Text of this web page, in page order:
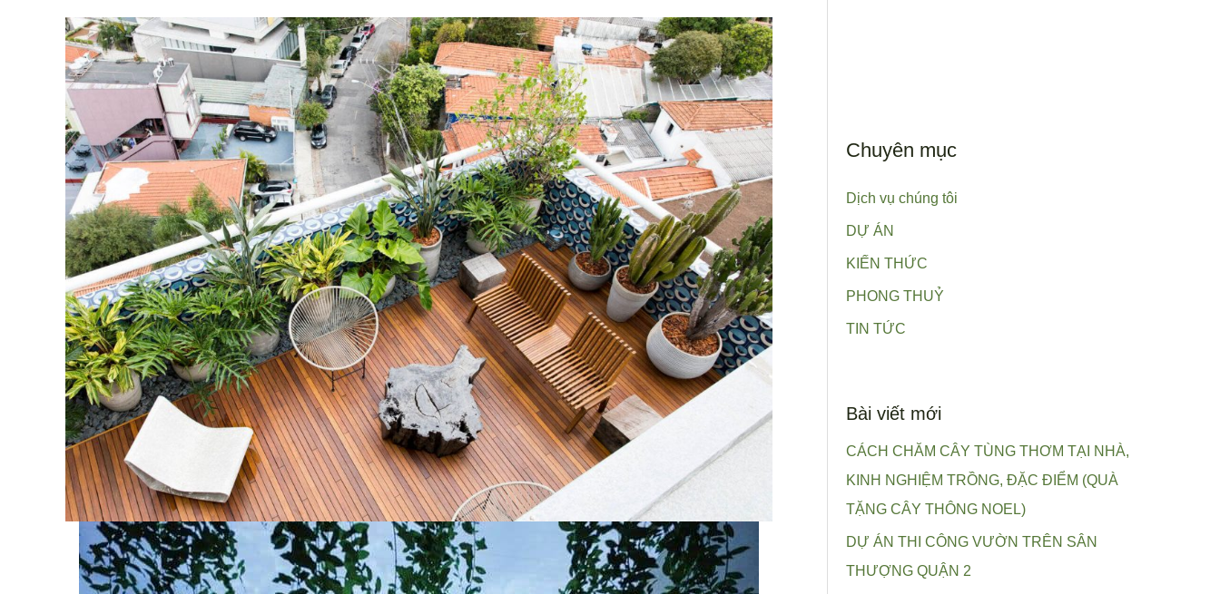
Chuyên mục
Dịch vụ chúng tôi
DỰ ÁN
KIẾN THỨC
PHONG THUỶ
TIN TỨC
Bài viết mới
CÁCH CHĂM CÂY TÙNG THƠM TẠI NHÀ,
KINH NGHIỆM TRỒNG, ĐẶC ĐIỂM (QUÀ
TẶNG CÂY THÔNG NOEL)
DỰ ÁN THI CÔNG VƯỜN TRÊN SÂN
THƯỢNG QUẬN 2